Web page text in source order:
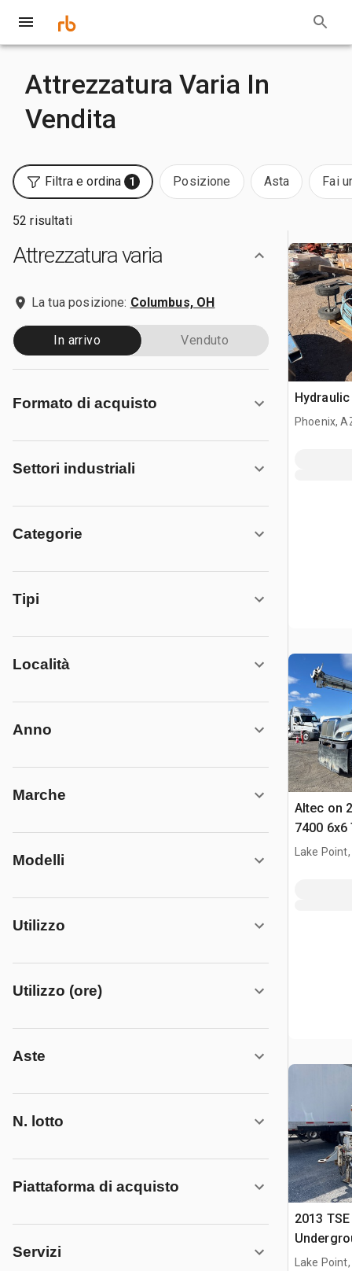
Attrezzatura Varia In
Vendita
Filtra e ordina 1 Posizione Asta Fai
52 risultati
Attrezzatura varia
La tua posizione: Columbus, OH
In arrivo Venduto
Formato di acquisto
Settori industriali
Categorie
Tipi
Località
Anno
Marche
Modelli
Utilizzo
Utilizzo (ore)
Aste
N. lotto
Piattaforma di acquisto
Servizi
Phoenix,
Altec on
7400
Lake Point,
2013
Lake Point,